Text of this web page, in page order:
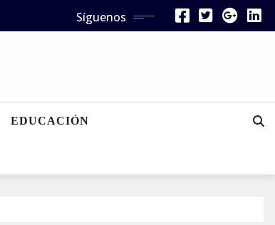
Síguenos
EDUCACIÓN